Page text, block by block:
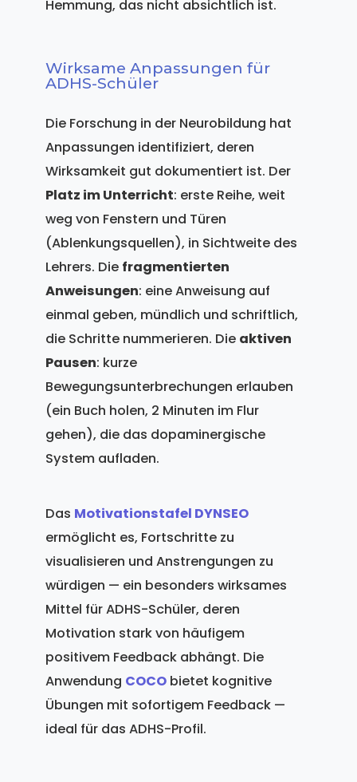
Hemmung, das nicht absichtlich ist.
Wirksame Anpassungen für
ADHS-Schüler
Die Forschung in der Neurobildung hat
Anpassungen identifiziert, deren
Wirksamkeit gut dokumentiert ist. Der
Platz im Unterricht: erste Reihe, weit
weg von Fenstern und Türen
(Ablenkungsquellen), in Sichtweite des
Lehrers. Die fragmentierten
Anweisungen: eine Anweisung auf
einmal geben, mündlich und schriftlich,
die Schritte nummerieren. Die aktiven
Pausen: kurze
Bewegungsunterbrechungen erlauben
(ein Buch holen, 2 Minuten im Flur
gehen), die das dopaminergische
System aufladen.
Das Motivationstafel DYNSEO
ermöglicht es, Fortschritte zu
visualisieren und Anstrengungen zu
würdigen — ein besonders wirksames
Mittel für ADHS-Schüler, deren
Motivation stark von häufigem
positivem Feedback abhängt. Die
Anwendung COCObietet kognitive
Übungen mit sofortigem Feedback —
ideal für das ADHS-Profil.